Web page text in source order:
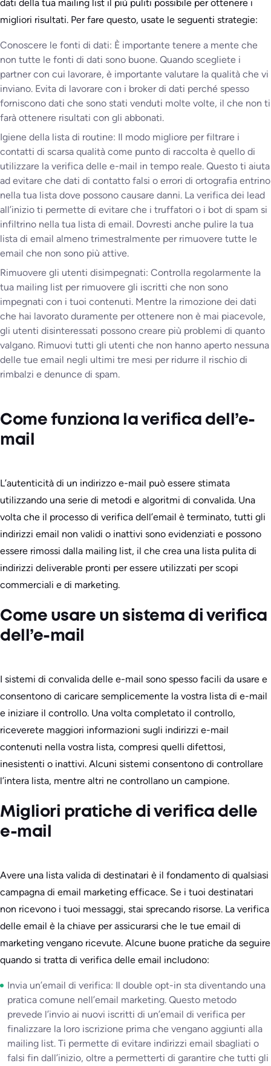
dati della tua mailing list il più puliti possibile per ottenere i
migliori risultati. Per fare questo, usate le seguenti strategie:
Conoscere le fonti di dati: È importante tenere a mente che
non tutte le fonti di dati sono buone. Quando scegliete i
partner con cui lavorare, è importante valutare la qualità che vi
inviano. Evita di lavorare con i broker di dati perché spesso
forniscono dati che sono stati venduti molte volte, il che non ti
farà ottenere risultati con gli abbonati.
Igiene della lista di routine: Il modo migliore per filtrare i
contatti di scarsa qualità come punto di raccolta è quello di
utilizzare la verifica delle e-mail in tempo reale. Questo ti aiuta
ad evitare che dati di contatto falsi o errori di ortografia entrino
nella tua lista dove possono causare danni. La verifica dei lead
all’inizio ti permette di evitare che i truffatori o i bot di spam si
infiltrino nella tua lista di email. Dovresti anche pulire la tua
lista di email almeno trimestralmente per rimuovere tutte le
email che non sono più attive.
Rimuovere gli utenti disimpegnati: Controlla regolarmente la
tua mailing list per rimuovere gli iscritti che non sono
impegnati con i tuoi contenuti. Mentre la rimozione dei dati
che hai lavorato duramente per ottenere non è mai piacevole,
gli utenti disinteressati possono creare più problemi di quanto
valgano. Rimuovi tutti gli utenti che non hanno aperto nessuna
delle tue email negli ultimi tre mesi per ridurre il rischio di
rimbalzi e denunce di spam.
Come funziona la verifica dell’e-
mail
L’autenticità di un indirizzo e-mail può essere stimata
utilizzando una serie di metodi e algoritmi di convalida. Una
volta che il processo di verifica dell’email è terminato, tutti gli
indirizzi email non validi o inattivi sono evidenziati e possono
essere rimossi dalla mailing list, il che crea una lista pulita di
indirizzi deliverable pronti per essere utilizzati per scopi
commerciali e di marketing.
Come usare un sistema di verifica
dell’e-mail
I sistemi di convalida delle e-mail sono spesso facili da usare e
consentono di caricare semplicemente la vostra lista di e-mail
e iniziare il controllo. Una volta completato il controllo,
riceverete maggiori informazioni sugli indirizzi e-mail
contenuti nella vostra lista, compresi quelli difettosi,
inesistenti o inattivi. Alcuni sistemi consentono di controllare
l’intera lista, mentre altri ne controllano un campione.
Migliori pratiche di verifica delle
e-mail
Avere una lista valida di destinatari è il fondamento di qualsiasi
campagna di email marketing efficace. Se i tuoi destinatari
non ricevono i tuoi messaggi, stai sprecando risorse. La verifica
delle email è la chiave per assicurarsi che le tue email di
marketing vengano ricevute. Alcune buone pratiche da seguire
quando si tratta di verifica delle email includono:
Invia un’email di verifica: Il double opt-in sta diventando una
pratica comune nell’email marketing. Questo metodo
prevede l’invio ai nuovi iscritti di un’email di verifica per
finalizzare la loro iscrizione prima che vengano aggiunti alla
mailing list. Ti permette di evitare indirizzi email sbagliati o
falsi fin dall’inizio, oltre a permetterti di garantire che tutti gli